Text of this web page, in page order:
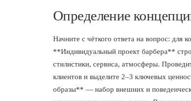
Определение
Начните с чёткого ответа на вопрос: для
**Индивидуальный проект барбера**
стилистики, сервиса, атмосферы.
клиентов и выделите 2–3 ключевых
образы** — набор внешних и